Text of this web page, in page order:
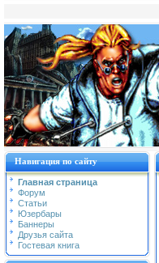
Навигация по сайту
Главная страница
Форум
Статьи
Юзербары
Баннеры
Друзья сайта
Гостевая книга